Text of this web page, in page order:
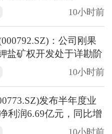
10小时前
：公司刚果
盐矿权开发处于详勘阶
10小时前
发布半年度业
利润6.69亿元，同比增
10小时前